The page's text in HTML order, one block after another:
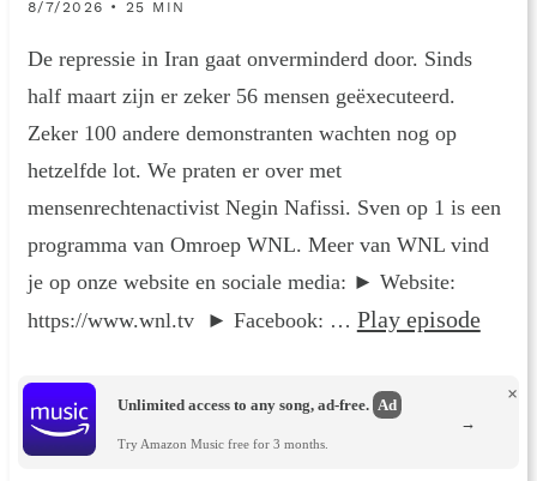
8/7/2026 • 25 MIN
De repressie in Iran gaat onverminderd door. Sinds
half maart zijn er zeker 56 mensen geëxecuteerd.
Zeker 100 andere demonstranten wachten nog op
hetzelfde lot. We praten er over met
mensenrechtenactivist Negin Nafissi. Sven op 1 is een
programma van Omroep WNL. Meer van WNL vind
je op onze website en sociale media: ► Website:
https://www.wnl.tv ► Facebook: … Play episode
Unlimited access to any song, ad-free. Ad
Try Amazon Music free for 3 months.
×
→